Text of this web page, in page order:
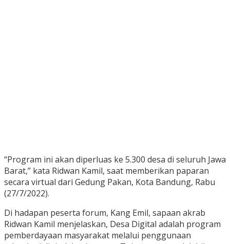
“Program ini akan diperluas ke 5.300 desa di seluruh Jawa
Barat,” kata Ridwan Kamil, saat memberikan paparan
secara virtual dari Gedung Pakan, Kota Bandung, Rabu
(27/7/2022).
Di hadapan peserta forum, Kang Emil, sapaan akrab
Ridwan Kamil menjelaskan, Desa Digital adalah program
pemberdayaan masyarakat melalui penggunaan